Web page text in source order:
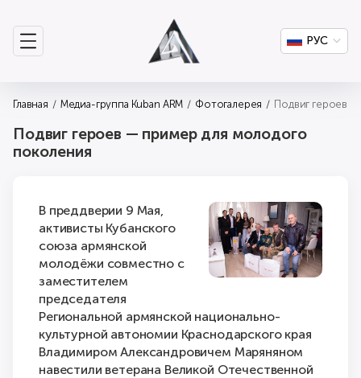
РУС
Главная Медиа-группа Kuban ARM Фотогалерея Подвиг героев
Подвиг героев — пример для молодого
поколения
В преддверии 9 Мая,
активисты Кубанского
союза армянской
молодёжи совместно с
заместителем
председателя
Региональной армянской национально-
культурной автономии Краснодарского края
Владимиром Александровичем Маряняном
навестили ветерана Великой Отечественной